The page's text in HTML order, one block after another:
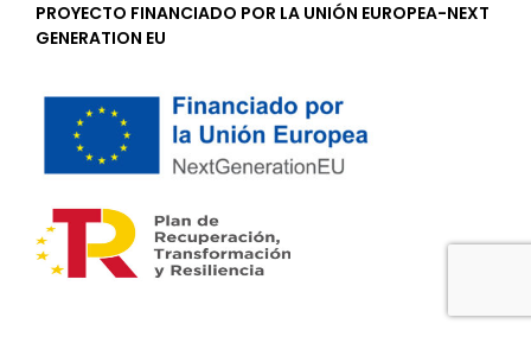
PROYECTO FINANCIADO POR LA UNIÓN EUROPEA-NEXT
GENERATION EU